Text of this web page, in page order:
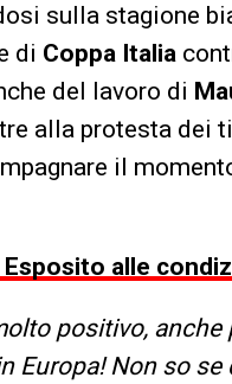
sulla stagione
di Coppa Italia
del lavoro di
alla protesta dei
il
alle
positivo, anche
Europa! Non so